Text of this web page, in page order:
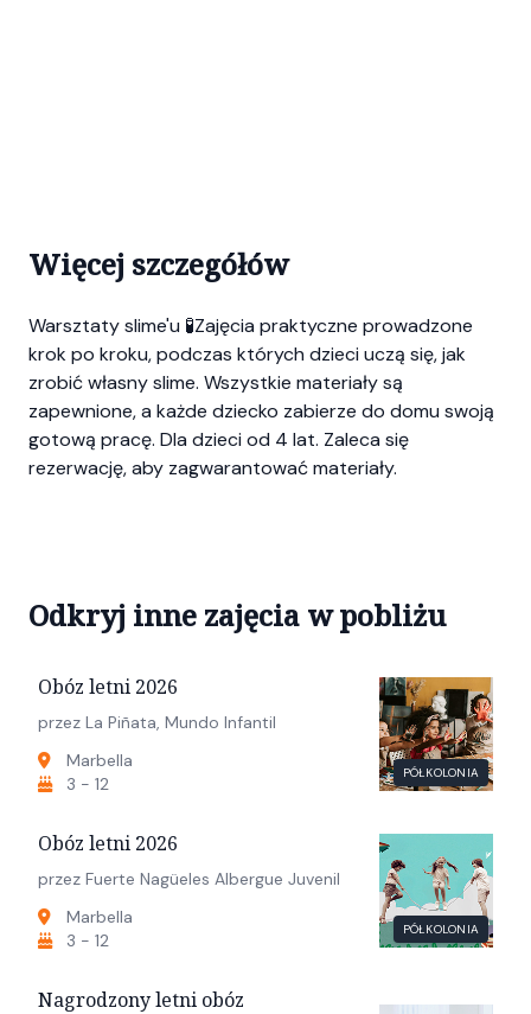
Więcej szczegółów
Warsztaty slime'u 🧪Zajęcia praktyczne prowadzone
krok po kroku, podczas których dzieci uczą się, jak
zrobić własny slime. Wszystkie materiały są
zapewnione, a każde dziecko zabierze do domu swoją
gotową pracę. Dla dzieci od 4 lat. Zaleca się
rezerwację, aby zagwarantować materiały.
Odkryj inne zajęcia w pobliżu
PÓŁKOLONIA
Obóz letni 2026
przez La Piñata, Mundo Infantil
Marbella
3 - 12
PÓŁKOLONIA
Obóz letni 2026
przez Fuerte Nagüeles Albergue Juvenil
Marbella
3 - 12
Nagrodzony letni obóz